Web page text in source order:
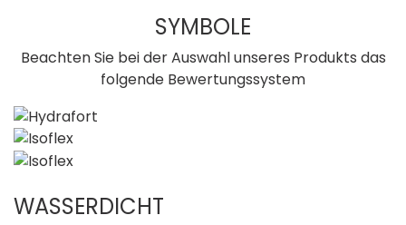
SYMBOLE
Beachten Sie bei der Auswahl unseres Produkts das
folgende Bewertungssystem
WASSERDICHT